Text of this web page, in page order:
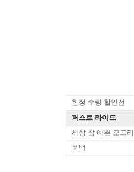
한정 수량 할인전
퍼스트 라이드
세상 참 예쁜 오드리
룩백